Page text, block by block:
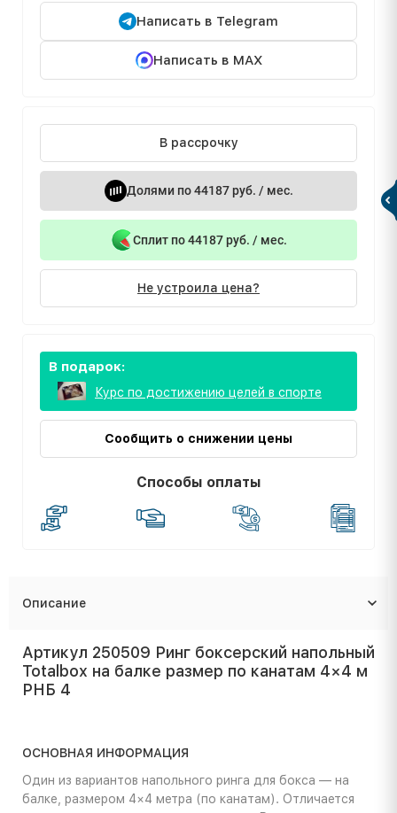
Написать в Telegram
Написать в MAX
В рассрочку
Долями по 44187 руб. / мес.
Сплит по 44187 руб. / мес.
Не устроила цена?
В подарок:
Курс по достижению целей в спорте
Сообщить о снижении цены
Способы оплаты
Описание
Артикул 250509 Ринг боксерский напольный
Totalbox на балке размер по канатам 4×4 м
РНБ 4
ОСНОВНАЯ ИНФОРМАЦИЯ
Один из вариантов напольного ринга для бокса — на
балке, размером 4×4 метра (по канатам). Отличается